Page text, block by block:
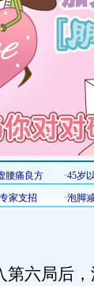
六局后，